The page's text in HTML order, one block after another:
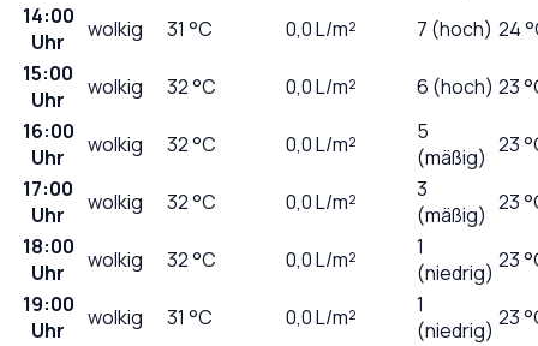
14:00
Uhr
wolkig 31 °C 0,0L/m² 7 (hoch) 24
15:00
Uhr
wolkig 32°C 0,0L/m² 6 (hoch) 23
16:00
Uhr
wolkig 32°C 0,0L/m²
5
(mäßig) 23
17:00
Uhr
wolkig 32°C 0,0L/m²
3
(mäßig) 23
18:00
Uhr
wolkig 32°C 0,0L/m²
1
(niedrig) 23
19:00
Uhr
wolkig 31 °C 0,0L/m²
1
(niedrig) 23